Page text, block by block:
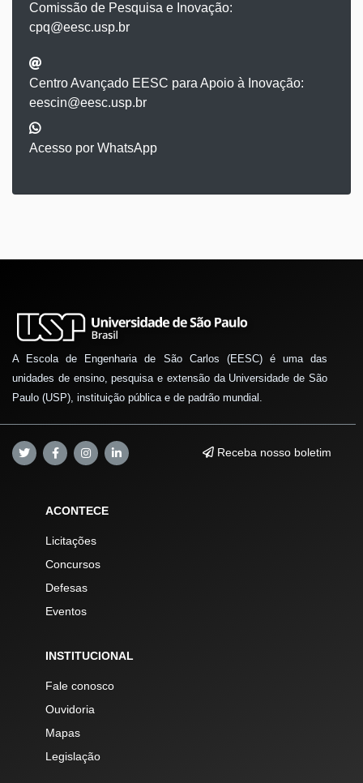
Comissão de Pesquisa e Inovação:
cpq@eesc.usp.br
Centro Avançado EESC para Apoio à Inovação:
eescin@eesc.usp.br
Acesso por WhatsApp
A Escola de Engenharia de São Carlos (EESC) é uma das
unidades de ensino, pesquisa e extensão da Universidade de São
Paulo (USP), instituição pública e de padrão mundial.
Receba nosso boletim
ACONTECE
Licitações
Concursos
Defesas
Eventos
INSTITUCIONAL
Fale conosco
Ouvidoria
Mapas
Legislação